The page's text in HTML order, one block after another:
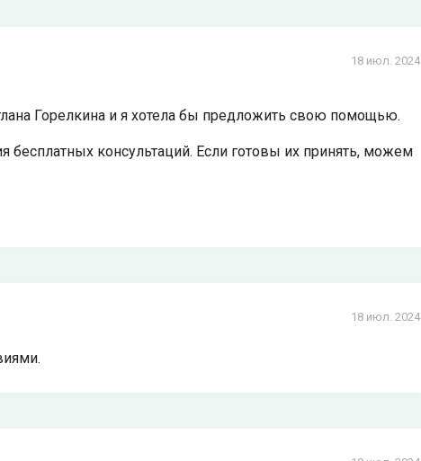
18 июл. 2024
Горелкина и я хотела бы предложить свою помощью.
бесплатных консультаций. Если готовы их принять, можем
18 июл. 2024